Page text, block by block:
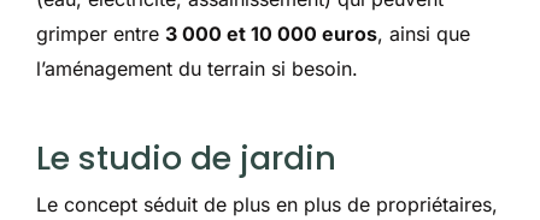
grimper entre 3 000 et 10 000 euros, ainsi que
l’aménagement du terrain si besoin.
Le studio de jardin
Le concept séduit de plus en plus de propriétaires,